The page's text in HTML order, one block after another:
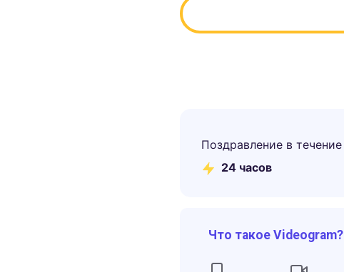
Поздравление в течение
24 часов
Что такое Videogram?